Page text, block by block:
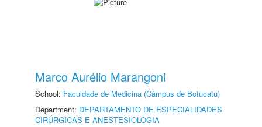
Marco Aurélio Marangoni
School: Faculdade de Medicina (Câmpus de Botucatu)
Department: DEPARTAMENTO DE ESPECIALIDADES
CIRÚRGICAS E ANESTESIOLOGIA